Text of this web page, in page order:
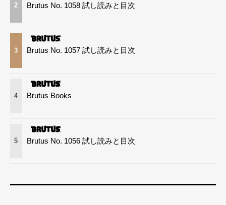
2 Brutus No. 1058 試し読みと目次
3 Brutus No. 1057 試し読みと目次
4 Brutus Books
5 Brutus No. 1056 試し読みと目次